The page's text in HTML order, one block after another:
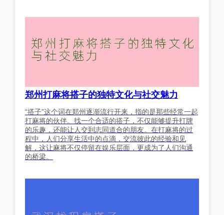
郑州打麻将搭子的独特文化与社交魅力
“搭子”这个词在郑州逐渐流行开来，指的是那些经常一起
打麻将的伙伴。找一个合适的搭子，不仅能够提升打牌
的乐趣，还能让人交到志同道合的朋友。在打麻将的过
程中，人们分享生活中的点滴，交流彼此的经验和见
解，这让麻将不仅停留在娱乐层面，更成为了人们沟通
的桥梁。